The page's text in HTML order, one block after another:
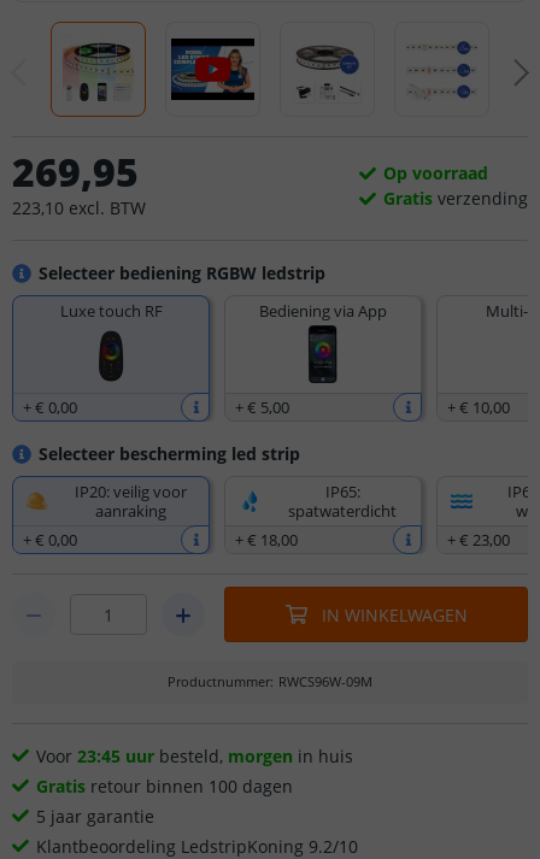
Selecteer bediening RGBW ledstrip
Luxe touch RF
+€ 0,00
Bediening via App
+€ 5,00
Multi-
+€ 10,00
Selecteer bescherming led strip
IP20: veilig voor
aanraking
+€ 0,00
IP65:
spatwaterdicht
+€ 18,00
+€ 23,00
269,95
223,10 excl. BTW
Op voorraad
Gratis verzending
IN WINKELWAGEN
Productnummer: RWCS96W-09M
Voor 23:45 uur besteld, morgen in huis
Gratis retour binnen 100 dagen
5 jaar garantie
Klantbeoordeling LedstripKoning 9.2/10